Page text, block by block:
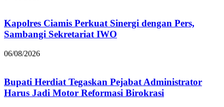
Kapolres Ciamis Perkuat Sinergi dengan Pers,
Sambangi Sekretariat IWO
06/08/2026
Bupati Herdiat Tegaskan Pejabat Administrator
Harus Jadi Motor Reformasi Birokrasi